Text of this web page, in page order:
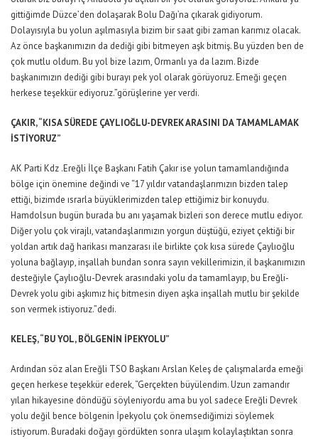
gittiğimde Düzce’den dolaşarak Bolu Dağı’na çıkarak gidiyorum.
Dolayısıyla bu yolun aşılmasıyla bizim bir saat gibi zaman karımız olacak.
Az önce başkanımızın da dediği gibi bitmeyen aşk bitmiş. Bu yüzden ben de
çok mutlu oldum. Bu yol bize lazım, Ormanlı ya da lazım. Bizde
başkanımızın dediği gibi burayı pek yol olarak görüyoruz. Emeği geçen
herkese teşekkür ediyoruz.”görüşlerine yer verdi.
ÇAKIR, “KISA SÜREDE ÇAYLIOĞLU-DEVREK ARASINI DA TAMAMLAMAK
İSTİYORUZ”
AK Parti Kdz .Ereğli İlçe Başkanı Fatih Çakır ise yolun tamamlandığında
bölge için önemine değindi ve “17 yıldır vatandaşlarımızın bizden talep
ettiği, bizimde ısrarla büyüklerimizden talep ettiğimiz bir konuydu.
Hamdolsun bugün burada bu anı yaşamak bizleri son derece mutlu ediyor.
Diğer yolu çok virajlı, vatandaşlarımızın yorgun düştüğü, eziyet çektiği bir
yoldan artık dağ harikası manzarası ile birlikte çok kısa sürede Çaylıoğlu
yoluna bağlayıp, inşallah bundan sonra sayın vekillerimizin, il başkanımızın
desteğiyle Çaylıoğlu-Devrek arasındaki yolu da tamamlayıp, bu Ereğli-
Devrek yolu gibi aşkımız hiç bitmesin diyen aşka inşallah mutlu bir şekilde
son vermek istiyoruz.”dedi.
KELEŞ, “BU YOL, BÖLGENİN İPEKYOLU”
Ardından söz alan Ereğli TSO Başkanı Arslan Keleş de çalışmalarda emeği
geçen herkese teşekkür ederek, “Gerçekten büyülendim. Uzun zamandır
yılan hikayesine döndüğü söyleniyordu ama bu yol sadece Ereğli Devrek
yolu değil bence bölgenin İpekyolu çok önemsediğimizi söylemek
istiyorum. Buradaki doğayı gördükten sonra ulaşım kolaylaştıktan sonra